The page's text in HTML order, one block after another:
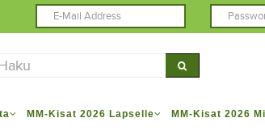
MM-Kisat 2026 Lapselle MM-Kisat 2026